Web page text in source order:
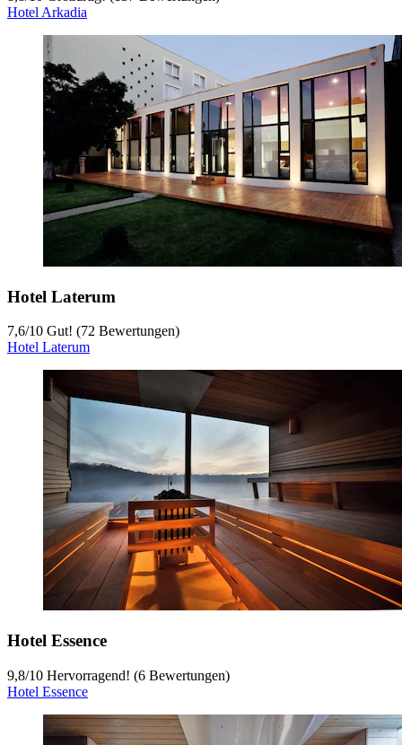
Hotel Arkadia
Hotel Laterum
7,6/10 Gut! (72 Bewertungen)
Hotel Laterum
Hotel Essence
9,8/10 Hervorragend! (6 Bewertungen)
Hotel Essence